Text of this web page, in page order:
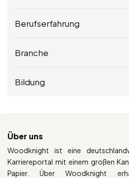
Berufserfahrung
Branche
Bildung
Über uns
Woodknight ist eine
Karriereportal mit einem großen
Papier. Über Woodknight